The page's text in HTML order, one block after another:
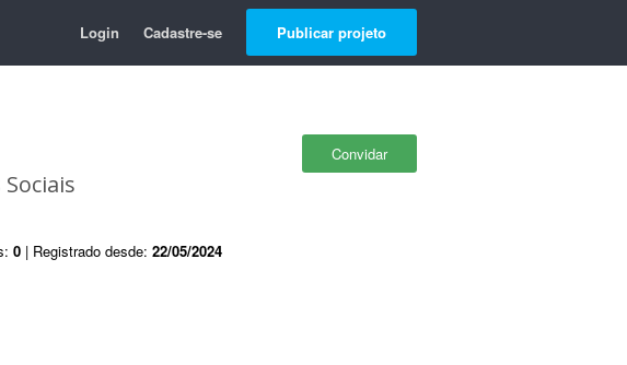
Login Cadastre-se Publicar projeto
Convidar
0 | Registrado desde: 22/05/2024